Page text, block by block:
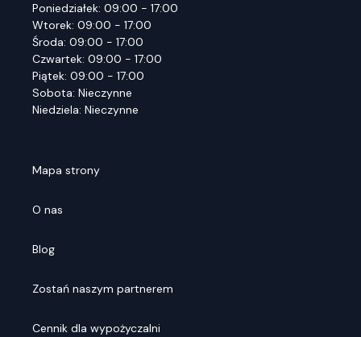
Poniedziałek: 09:00 - 17:00
Wtorek: 09:00 - 17:00
Środa: 09:00 - 17:00
Czwartek: 09:00 - 17:00
Piątek: 09:00 - 17:00
Sobota: Nieczynne
Niedziela: Nieczynne
Mapa strony
O nas
Blog
Zostań naszym partnerem
Cennik dla wypożyczalni